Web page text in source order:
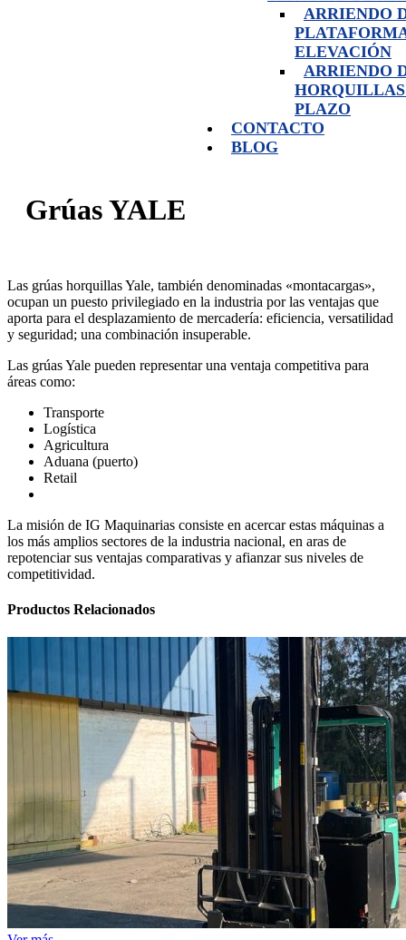
ARRIENDO
ELEVACIÓN
ARRIENDO
PLAZO
CONTACTO
BLOG
Grúas YALE
Las grúas horquillas Yale, también denominadas «montacargas»,
ocupan un puesto privilegiado en la industria por las ventajas que
aporta para el desplazamiento de mercadería: eficiencia, versatilidad
y seguridad; una combinación insuperable.
Las grúas Yale pueden representar una ventaja competitiva para
áreas como:
Transporte
Logística
Agricultura
Aduana (puerto)
Retail
La misión de IG Maquinarias consiste en acercar estas máquinas a
los más amplios sectores de la industria nacional, en aras de
repotenciar sus ventajas comparativas y afianzar sus niveles de
competitividad.
Productos Relacionados